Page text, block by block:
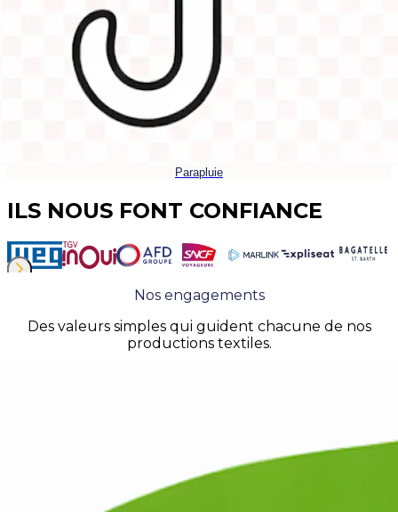
Parapluie
ILS NOUS FONT CONFIANCE
Nos engagements
Des valeurs simples qui guident chacune de nos
productions textiles.